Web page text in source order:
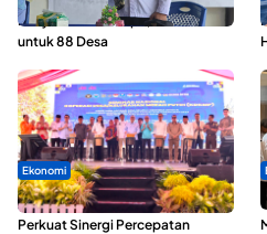
Penyaluran ADD Rp3,13 Miliar
untuk 88 Desa
Ekonomi
Seminar di Ternate, Mendes
Perkuat Sinergi Percepatan